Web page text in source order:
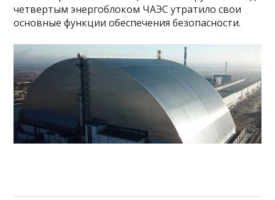
четвертым энергоблоком ЧАЭС утратило свои
основные функции обеспечения безопасности.